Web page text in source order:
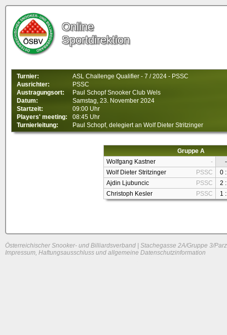
Online
Sportdirektion
Turnier:
ASL Challenge Qualifier - 7 / 2024 - PSSC
Ausrichter:
PSSC
Austragungsort:
Paul Schopf Snooker Club Wels
Datum:
Samstag, 23. November 2024
Startzeit:
09:00 Uhr
Players' meeting:
08:45 Uhr
Turnierleitung:
Paul Schopf, delegiert an Wolf Dieter Stritzinger
Gruppe A
Wolfgang Kastner
-
-
Wolf Dieter Stritzinger
PSSC
0
Ajdin Ljubuncic
PSSC
2
Christoph Kesler
PSSC 1
Österreichischer Snooker- und Billiardsverband | Stachegasse 2A/Gruppe 3/
Impressum, Haftungsausschluss und allgemeine Datenschutzinformation